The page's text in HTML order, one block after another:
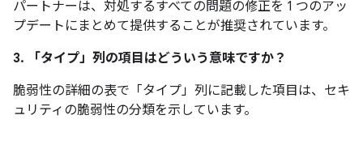
パートナーは、対処するすべての問題の修正を 1 つのアッ
プデートにまとめて提供することが推奨されています。
3. 「タイプ」 列の項目はどういう意味ですか？
脆弱性の詳細の表で「タイプ」 列に記載した項目は、セキ
ュリティの脆弱性の分類を示しています。